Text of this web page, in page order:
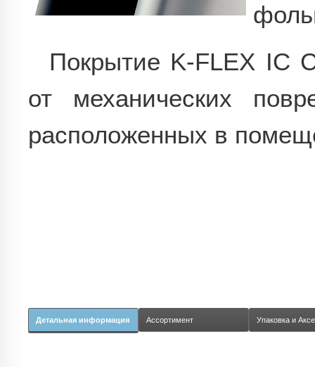
Покрытие K-FLEX IC
от механических
расположенных в
Детальная информация Ассортимент Упаковка и